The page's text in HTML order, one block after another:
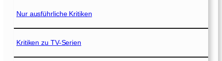
Nur ausführliche Kritiken
Kritiken zu TV-Serien